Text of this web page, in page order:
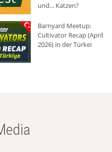
und... Katzen?
Barnyard Meetup:
Cultivator Recap (April
2026) in der Türkei